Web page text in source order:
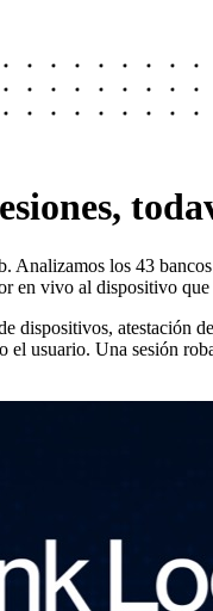
Analizamos los 43
en vivo al dispositivo que
dispositivos, atestación
usuario. Una sesión